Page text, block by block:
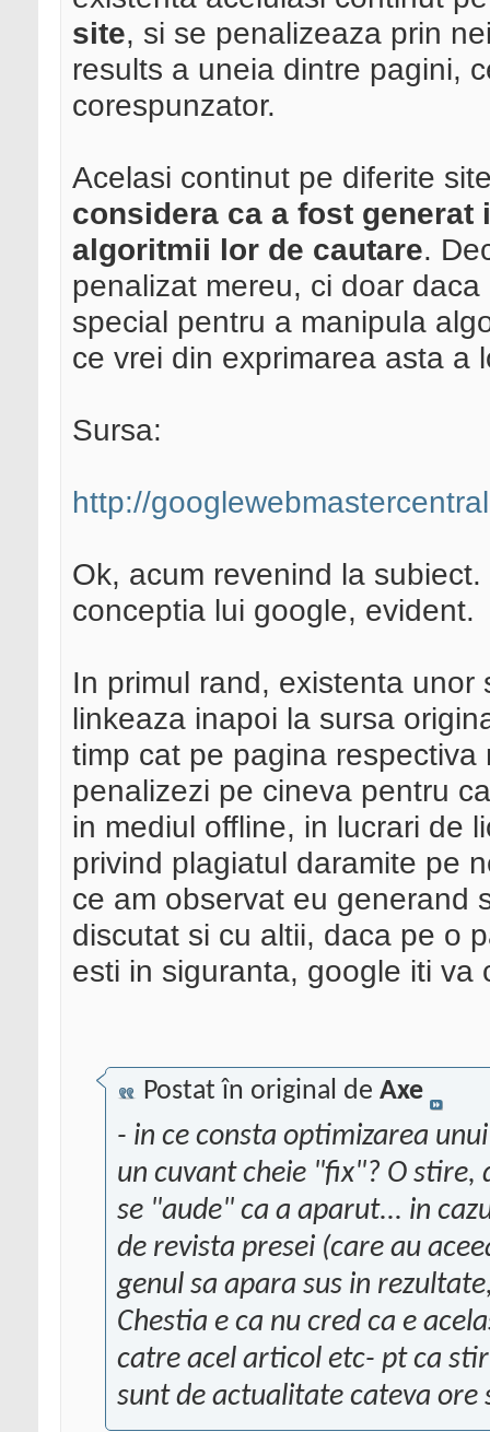
site, si se penalizeaza prin
results a uneia dintre pagini,
corespunzator.
Acelasi continut pe diferite
considera ca a fost
algoritmii lor de cautare.
penalizat mereu, ci doar
special pentru a manipula
ce vrei din exprimarea asta a
Sursa:
http://
Ok, acum revenind la
conceptia lui google, evident.
In primul rand, existenta
linkeaza inapoi la sursa
timp cat pe pagina
penalizezi pe cineva pentru
in mediul offline, in lucrari de
privind plagiatul daramite pe
ce am observat eu generand
discutat si cu altii, daca pe o
esti in siguranta, google iti
Postat în original de Axe
- in ce consta optimizarea
un cuvant cheie "fix"? O stire,
se "aude" ca a aparut... in
de revista presei (care au
genul sa apara sus in
Chestia e ca nu cred ca e
catre acel articol etc- pt ca
sunt de actualitate cateva